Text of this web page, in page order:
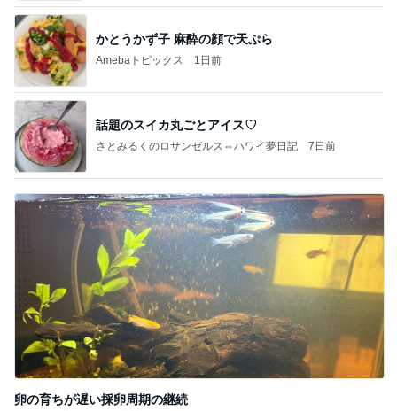
かとうかず子 麻酔の顔で天ぷら
Amebaトピックス 1日前
話題のスイカ丸ごとアイス♡
さとみるくのロサンゼルス⇔ハワイ夢日記 7日前
卵の育ちが遅い採卵周期の継続